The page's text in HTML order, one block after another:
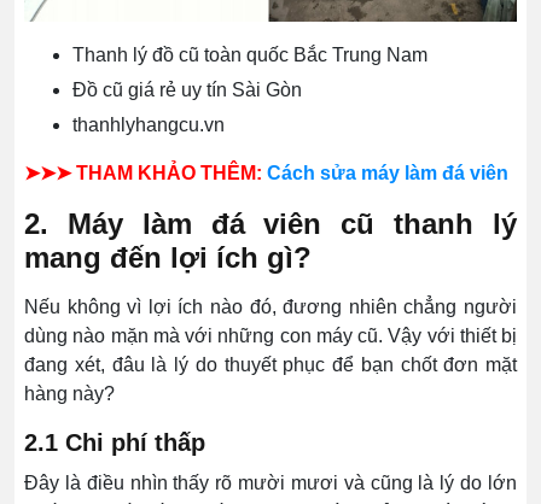
Thanh lý đồ cũ toàn quốc Bắc Trung Nam
Đồ cũ giá rẻ uy tín Sài Gòn
thanhlyhangcu.vn
➤➤➤ THAM KHẢO THÊM: Cách sửa máy làm đá viên
2. Máy làm đá viên cũ thanh lý
mang đến lợi ích gì?
Nếu không vì lợi ích nào đó, đương nhiên chẳng người
dùng nào mặn mà với những con máy cũ. Vậy với thiết bị
đang xét, đâu là lý do thuyết phục để bạn chốt đơn mặt
hàng này?
2.1 Chi phí thấp
Đây là điều nhìn thấy rõ mười mươi và cũng là lý do lớn